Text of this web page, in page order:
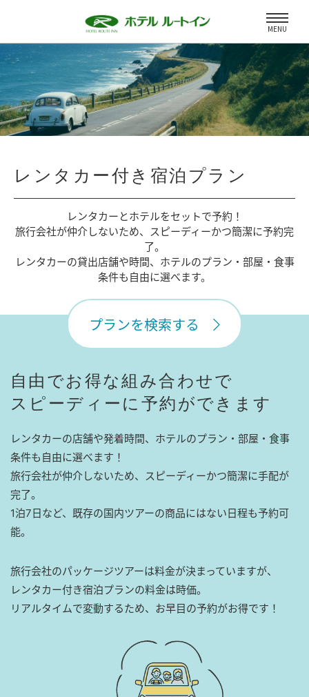
MENU
レンタカー付き宿泊プラン
レンタカーとホテルをセットで予約！
旅行会社が仲介しないため、
スピーディーかつ簡潔に予約完
了。
レンタカーの貸出店舗や時間、 ホテルのプラン・部屋・食事
条件も自由に選べます。
プランを検索する
自由でお得な組み合わせで
スピーディーに予約ができます
レンタカーの店舗や発着時間、ホテルのプラン・部屋・食事
条件も自由に選べます！
旅行会社が仲介しないため、スピーディーかつ簡潔に手配が
完了。
1泊7日など、既存の国内ツアーの商品にはない日程も予約可
能。
旅行会社のパッケージツアーは料金が決まっていますが、
レンタカー付き宿泊プランの料金は時価。
リアルタイムで変動するため、お早目の予約がお得です！